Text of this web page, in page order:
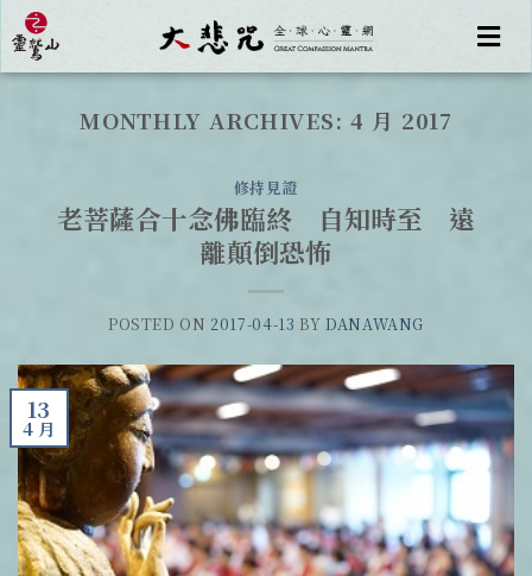
MONTHLY ARCHIVES:4 月 2017
修持見證
老菩薩合十念佛臨終 自知時至 遠
離顛倒恐怖
POSTED ON 2017-04-13 BYDANAWANG
13
4 月